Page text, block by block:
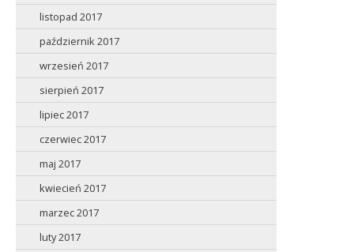
listopad 2017
październik 2017
wrzesień 2017
sierpień 2017
lipiec 2017
czerwiec 2017
maj 2017
kwiecień 2017
marzec 2017
luty 2017